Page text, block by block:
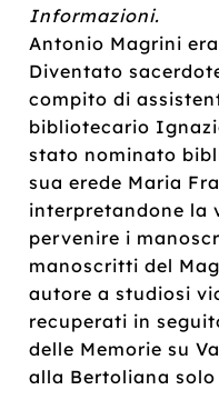
Informazioni.
Antonio Magrini
Diventato
compito di
bibliotecario
stato nominato
sua erede Maria
interpretandone la
pervenire i
manoscritti del
autore a studiosi
recuperati in
delle Memorie su
alla Bertoliana solo